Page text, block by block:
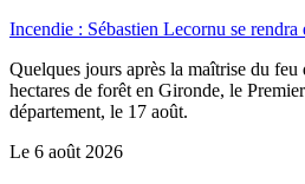
Incendie : Sébastien Lecornu se
Quelques jours après la maîtrise du
hectares de forêt en Gironde, le
département, le 17 août.
Le 6 août 2026